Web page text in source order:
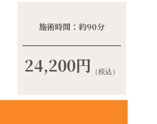
施術時間：約90分
24,200円 （税込）